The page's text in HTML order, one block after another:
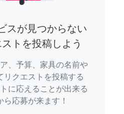
スが見つからない
トを投稿しよう
、予算、家具の名前や
リクエストを投稿する
に応えることが出来る
ら応募が来ます！